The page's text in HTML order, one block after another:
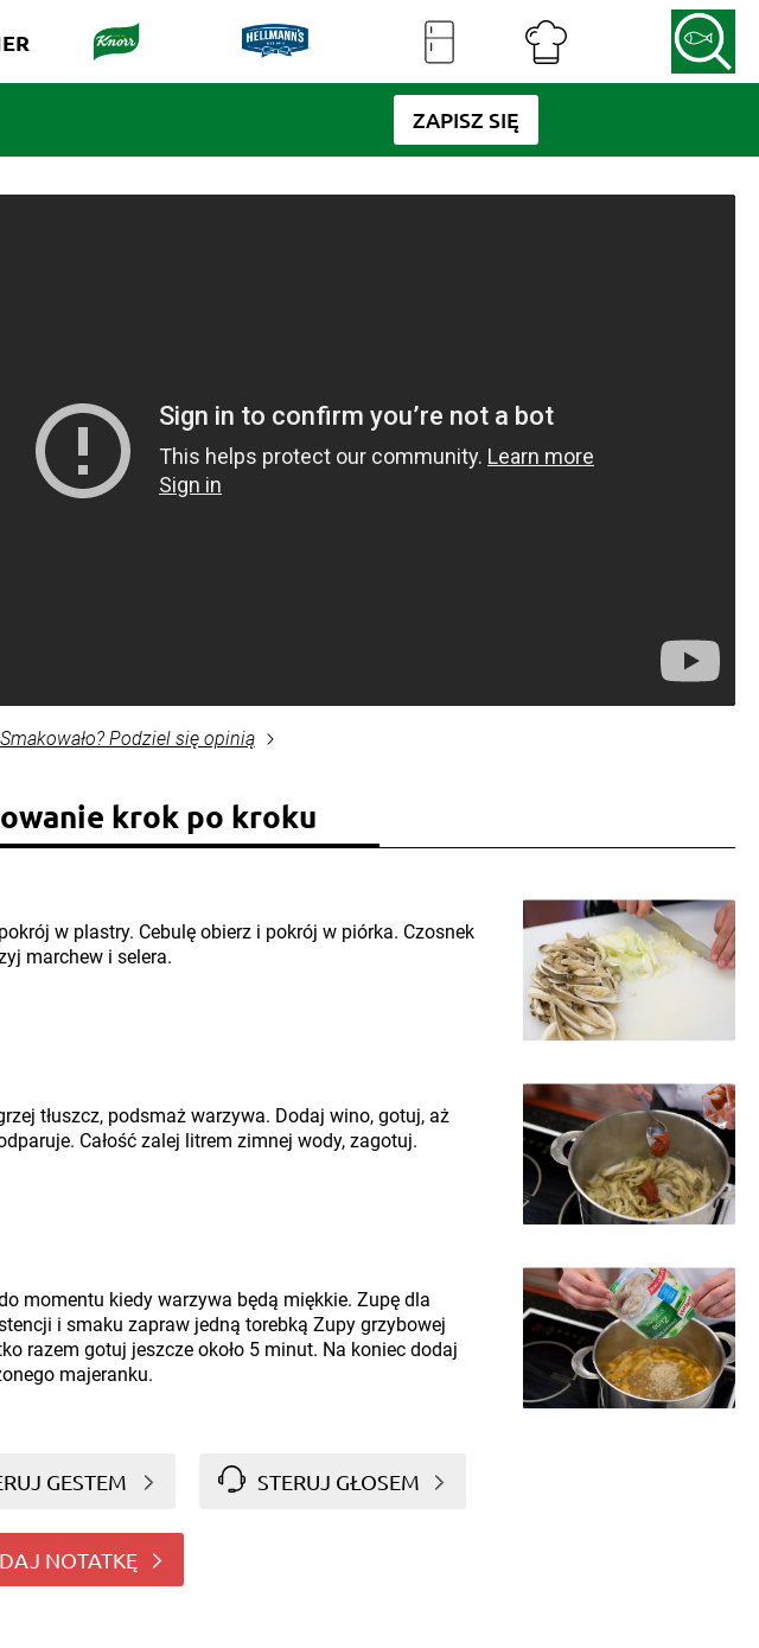
ZAPISZ SIĘ
Smakowało? Podziel się opinią
krok po kroku
w plastry. Cebulę obierz i pokrój w piórka. Czosnek
marchew i selera.
tłuszcz, podsmaż warzywa. Dodaj wino, gotuj, aż
Całość zalej litrem zimnej wody, zagotuj.
momentu kiedy warzywa będą miękkie. Zupę dla
i smaku zapraw jedną torebką Zupy grzybowej
razem gotuj jeszcze około 5 minut. Na koniec dodaj
majeranku.
GESTEM STERUJ GŁOSEM
NOTATKĘ